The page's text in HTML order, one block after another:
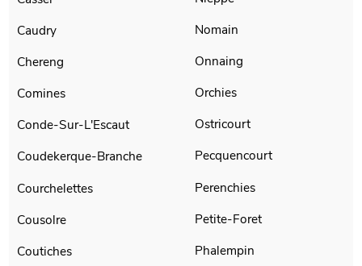
Caudry
Chereng
Comines
Conde-Sur-L'Escaut
Coudekerque-Branche
Courchelettes
Cousolre
Coutiches
Nomain
Onnaing
Orchies
Ostricourt
Pecquencourt
Perenchies
Petite-Foret
Phalempin